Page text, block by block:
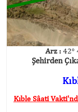
Arz :42°
Şehirden
Kıble Sâati